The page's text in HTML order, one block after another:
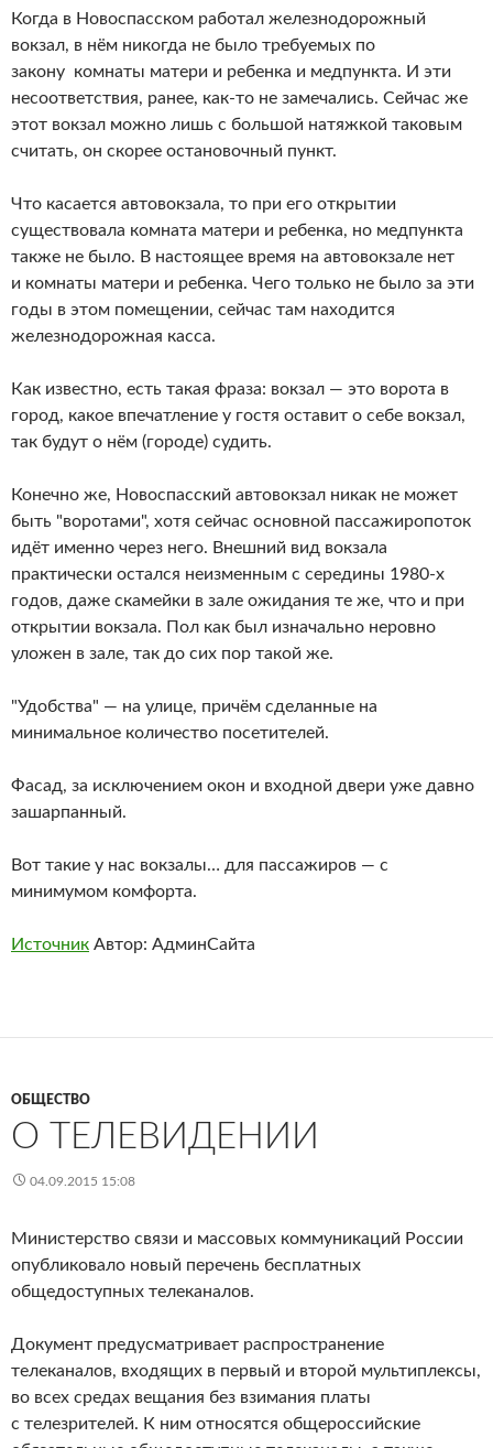
Когда в Новоспасском работал железнодорожный
вокзал, в нём никогда не было требуемых по
закону комнаты матери и ребенка и медпункта. И эти
несоответствия, ранее, как-то не замечались. Сейчас же
этот вокзал можно лишь с большой натяжкой таковым
считать, он скорее остановочный пункт.
Что касается автовокзала, то при его открытии
существовала комната матери и ребенка, но медпункта
также не было. В настоящее время на автовокзале нет
и комнаты матери и ребенка. Чего только не было за эти
годы в этом помещении, сейчас там находится
железнодорожная касса.
Как известно, есть такая фраза: вокзал — это ворота в
город, какое впечатление у гостя оставит о себе вокзал,
так будут о нём (городе) судить.
Конечно же, Новоспасский автовокзал никак не может
быть "воротами", хотя сейчас основной пассажиропоток
идёт именно через него. Внешний вид вокзала
практически остался неизменным с середины 1980-х
годов, даже скамейки в зале ожидания те же, что и при
открытии вокзала. Пол как был изначально неровно
уложен в зале, так до сих пор такой же.
"Удобства" — на улице, причём сделанные на
минимальное количество посетителей.
Фасад, за исключением окон и входной двери уже давно
зашарпанный.
Вот такие у нас вокзалы… для пассажиров — с
минимумом комфорта.
Источник Автор: АдминСайта
ОБЩЕСТВО
О ТЕЛЕВИДЕНИИ
04.09.2015 15:08
Министерство связи и массовых коммуникаций России
опубликовало новый перечень бесплатных
общедоступных телеканалов.
Документ предусматривает распространение
телеканалов, входящих в первый и второй мультиплексы,
во всех средах вещания без взимания платы
с телезрителей. К ним относятся общероссийские